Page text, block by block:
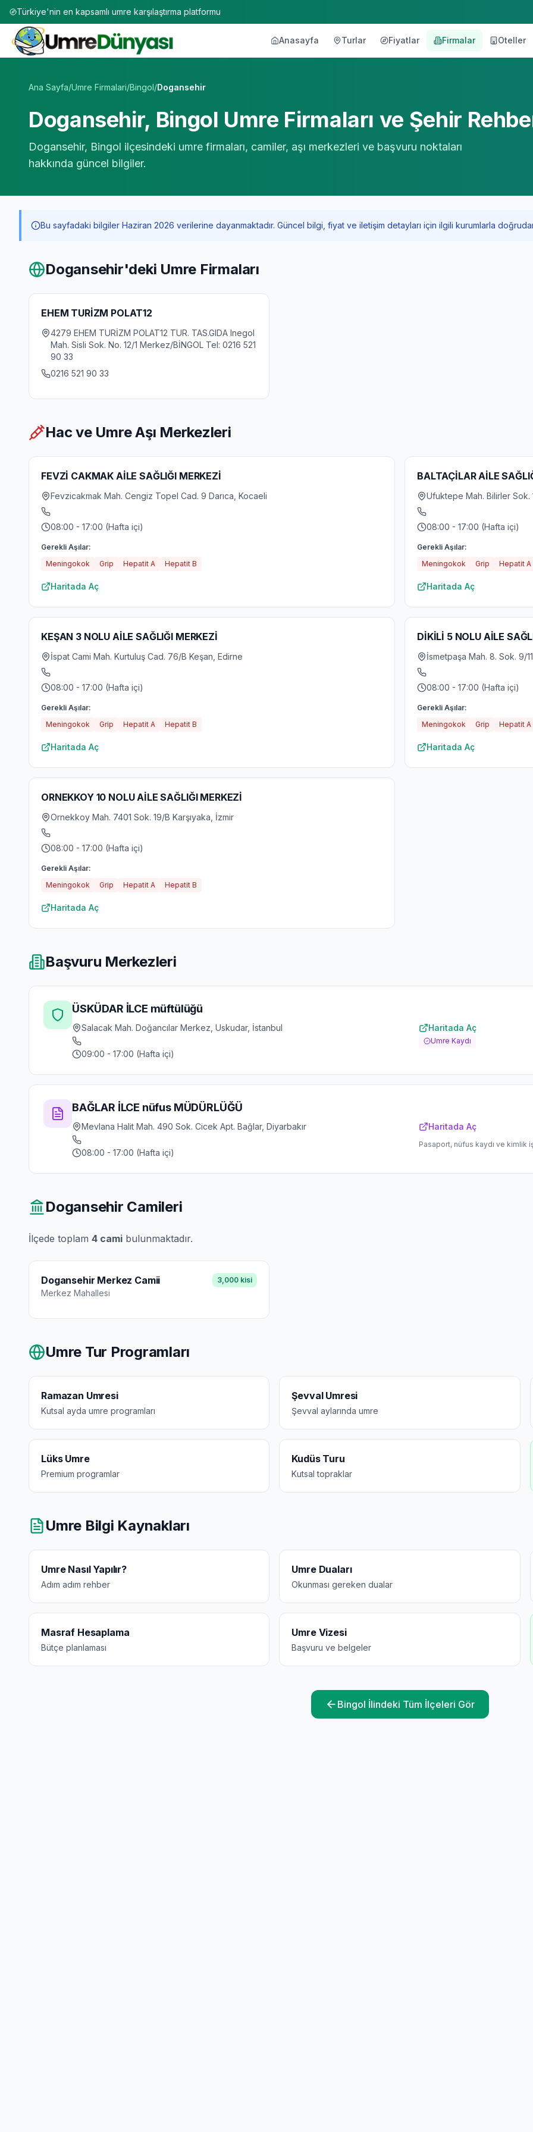
Türkiye'nin en kapsamlı umre karşılaştırma platformu
Anasayfa Turlar Fiyatlar Firmalar Oteller
Ana Sayfa/Umre Firmalari/Bingol/Dogansehir
Dogansehir, Bingol Umre Firmaları ve Şehir
Dogansehir, Bingol ilçesindeki umre firmaları, camiler, aşı merkezleri ve başvuru noktaları
hakkında güncel bilgiler.
Bu sayfadaki bilgiler Haziran 2026 verilerine dayanmaktadır. Güncel bilgi, fiyat ve iletişim detayları için ilgili kurumlarla
Dogansehir'deki Umre Firmaları
EHEM TURİZM POLAT12
4279 EHEM TURİZM POLAT12 TUR. TAS.GIDA Inegol
Mah. Sisli Sok. No. 12/1 Merkez/BİNGOL Tel: 0216 521
90 33
0216 521 90 33
Hac ve Umre Aşı Merkezleri
FEVZİ CAKMAK AİLE SAĞLIĞI MERKEZİ
Fevzicakmak Mah. Cengiz Topel Cad. 9 Darıca, Kocaeli
08:00 - 17:00 (Hafta içi)
Gerekli Aşılar:
Meningokok
Grip Hepatit A Hepatit B
Haritada Aç
BALTAÇİLAR AİLE
Ufuktepe Mah. Bilirler Sok.
08:00 - 17:00 (Hafta içi)
Gerekli Aşılar:
Meningokok
Grip Hepatit A
Haritada Aç
KEŞAN 3 NOLU AİLE SAĞLIĞI MERKEZİ
İspat Cami Mah. Kurtuluş Cad. 76/B Keşan, Edirne
08:00 - 17:00 (Hafta içi)
Gerekli Aşılar:
Meningokok
Grip Hepatit A Hepatit B
Haritada Aç
DİKİLİ 5 NOLU AİLE
İsmetpaşa Mah. 8. Sok. 9/
08:00 - 17:00 (Hafta içi)
Gerekli Aşılar:
Meningokok
Grip Hepatit A
Haritada Aç
ORNEKKOY 10 NOLU AİLE SAĞLIĞI MERKEZİ
Ornekkoy Mah. 7401 Sok. 19/B Karşıyaka, İzmir
08:00 - 17:00 (Hafta içi)
Gerekli Aşılar:
Meningokok
Grip Hepatit A Hepatit B
Haritada Aç
Başvuru Merkezleri
ÜSKÜDAR İLCE müftülüğü
Salacak Mah. Doğancılar Merkez, Uskudar, İstanbul
09:00 - 17:00 (Hafta içi)
Haritada Aç
Umre Kaydı
BAĞLAR İLCE nüfus MÜDÜRLÜĞÜ
Mevlana Halit Mah. 490 Sok. Cicek Apt. Bağlar, Diyarbakır
08:00 - 17:00 (Hafta içi)
Haritada Aç
Pasaport, nüfus kaydı ve kimlik
Dogansehir Camileri
İlçede toplam 4 cami bulunmaktadır.
Dogansehir Merkez Camii
Merkez Mahallesi
3,000 kisi
Umre Tur Programları
Ramazan Umresi
Kutsal ayda umre programları
Şevval Umresi
Şevval aylarında umre
Lüks Umre
Premium programlar
Kudüs Turu
Kutsal topraklar
Umre Bilgi Kaynakları
Umre Nasıl Yapılır?
Adım adım rehber
Umre Duaları
Okunması gereken dualar
Masraf Hesaplama
Bütçe planlaması
Umre Vizesi
Başvuru ve belgeler
Bingol İlindeki Tüm İlçeleri Gör